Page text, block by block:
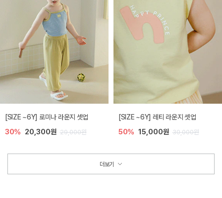
[SIZE ~6Y] 로미나 라운지 셋업
30% 20,300원 29,000원
[SIZE ~6Y] 레티 라운지 셋업
50% 15,000원 30,000원
더보기